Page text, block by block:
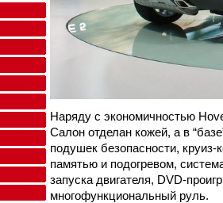
Наряду с экономичностью
Салон отделан кожей, а в
подушек безопасности, круиз-
памятью и подогревом,
запуска двигателя, DVD-
многофункциональный руль.